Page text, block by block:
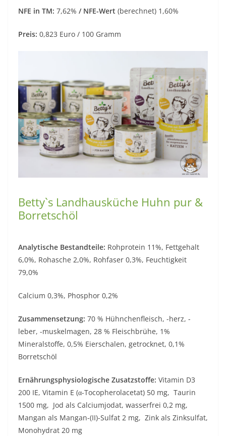
NFE in TM: 7,62% / NFE-Wert (berechnet) 1,60%
Preis: 0,823 Euro / 100 Gramm
Betty`s Landhausküche Huhn pur &
Borretschöl
Analytische Bestandteile: Rohprotein 11%, Fettgehalt
6,0%, Rohasche 2,0%, Rohfaser 0,3%, Feuchtigkeit
79,0%
Calcium 0,3%, Phosphor 0,2%
Zusammensetzung: 70 % Hühnchenfleisch, -herz, -
leber, -muskelmagen, 28 % Fleischbrühe, 1%
Mineralstoffe, 0,5% Eierschalen, getrocknet, 0,1%
Borretschöl
Ernährungsphysiologische Zusatzstoffe: Vitamin D3
200 IE, Vitamin E (α-Tocopherolacetat) 50 mg, Taurin
1500 mg, Jod als Calciumjodat, wasserfrei 0,2 mg,
Mangan als Mangan-(II)-Sulfat 2 mg, Zink als Zinksulfat,
Monohydrat 20 mg